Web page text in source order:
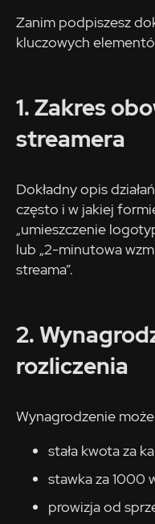
Zanim podpiszesz
kluczowych
1. Zakres
streamera
Dokładny opis
często i w jakiej
„umieszczenie
lub „2-minutowa
streama”.
2.
rozliczenia
Wynagrodzenie
stała kwota za
stawka za 1000
prowizja od